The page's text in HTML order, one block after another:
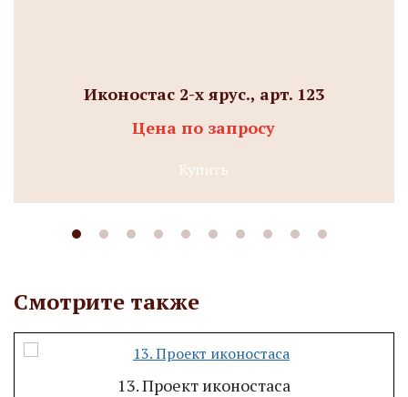
Иконостас 2-х ярус., арт. 123
Цена по запросу
Купить
Смотрите также
13. Проект иконостаса